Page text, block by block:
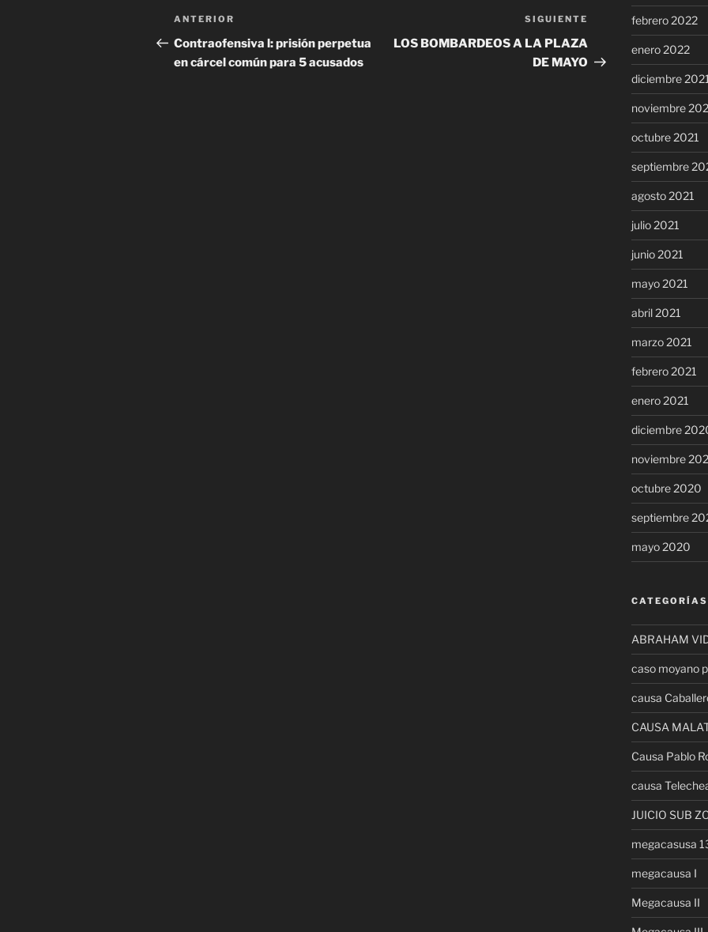
Navegación
de
entradas
Entrada
anterior
ANTERIOR
Contraofensiva l: prisión perpetua
en cárcel común para 5 acusados
Siguiente
entrada
SIGUIENTE
LOS BOMBARDEOS A LA PLAZA
DE MAYO
febrero 2022
enero 2022
diciembre 2021
noviembre
octubre 2021
septiembre
agosto 2021
julio 2021
junio 2021
mayo 2021
abril 2021
marzo 2021
febrero 2021
enero 2021
diciembre
noviembre
octubre 2020
septiembre
mayo 2020
CATEGORÍAS
ABRAHAM
caso moyano
causa
CAUSA
Causa Pablo
causa
JUICIO SUB
megacasusa
megacausa I
Megacausa II